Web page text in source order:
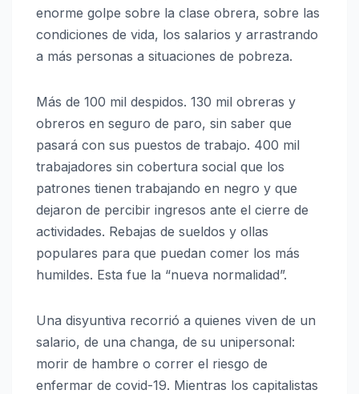
enorme golpe sobre la clase obrera, sobre las
condiciones de vida, los salarios y arrastrando
a más personas a situaciones de pobreza.
Más de 100 mil despidos. 130 mil obreras y
obreros en seguro de paro, sin saber que
pasará con sus puestos de trabajo. 400 mil
trabajadores sin cobertura social que los
patrones tienen trabajando en negro y que
dejaron de percibir ingresos ante el cierre de
actividades. Rebajas de sueldos y ollas
populares para que puedan comer los más
humildes. Esta fue la “nueva normalidad”.
Una disyuntiva recorrió a quienes viven de un
salario, de una changa, de su unipersonal:
morir de hambre o correr el riesgo de
enfermar de covid-19. Mientras los capitalistas